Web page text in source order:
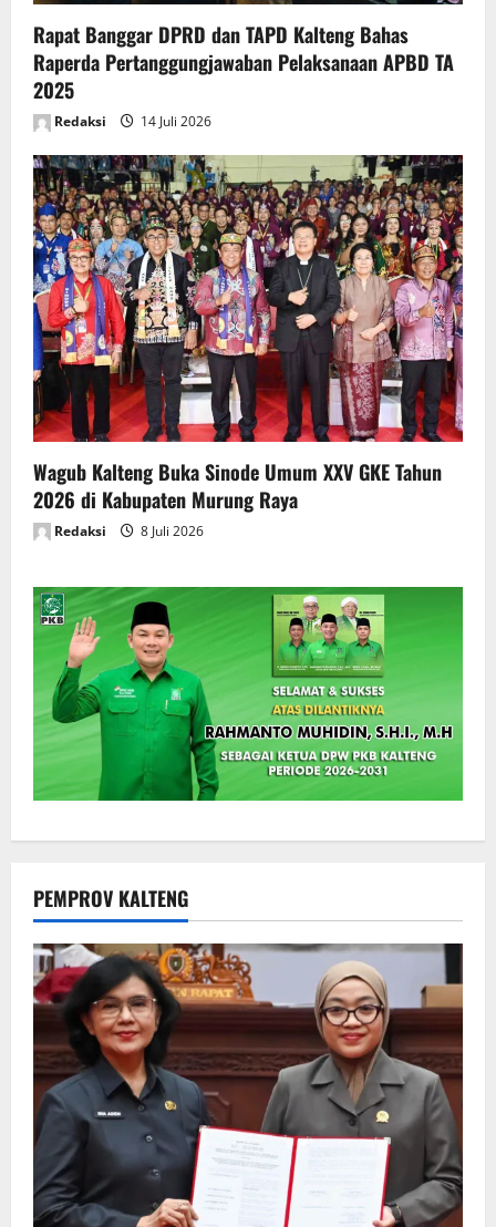
Rapat Banggar DPRD dan TAPD Kalteng Bahas
Raperda Pertanggungjawaban Pelaksanaan APBD TA
2025
Redaksi 14 Juli 2026
Wagub Kalteng Buka Sinode Umum XXV GKE Tahun
2026 di Kabupaten Murung Raya
Redaksi 8 Juli 2026
PEMPROV KALTENG